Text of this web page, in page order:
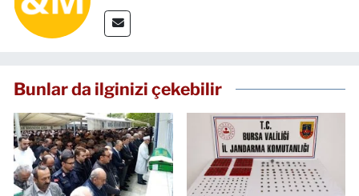
Bunlar da ilginizi çekebilir